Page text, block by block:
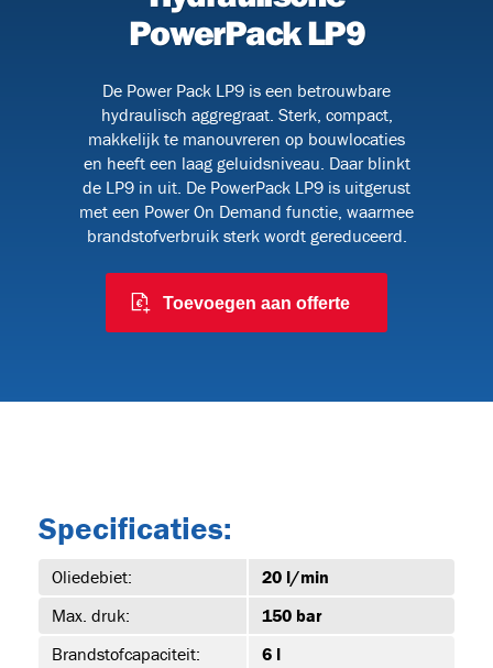
PowerPack LP9
De Power Pack LP9 is een betrouwbare
hydraulisch aggregraat. Sterk, compact,
makkelijk te manouvreren op bouwlocaties
en heeft een laag geluidsniveau. Daar blinkt
de LP9 in uit. De PowerPack LP9 is uitgerust
met een Power On Demand functie, waarmee
brandstofverbruik sterk wordt gereduceerd.
Toevoegen aan offerte
Specificaties:
Oliedebiet:
20 l/min
Max. druk:
150 bar
Brandstofcapaciteit:
6 l